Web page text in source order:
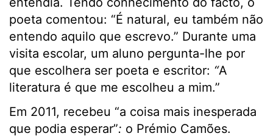
poeta comentou: “É natural, eu também não
entendo aquilo que escrevo.” Durante uma
visita escolar, um aluno pergunta-lhe por
que escolhera ser poeta e escritor: “A
literatura é que me escolheu a mim.”
Em 2011, recebeu “a coisa mais inesperada
que podia esperar”: o Prémio Camões.